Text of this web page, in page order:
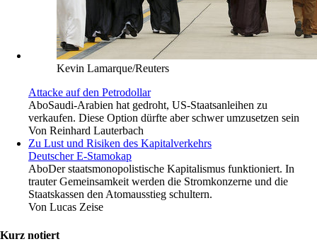
Kevin Lamarque/Reuters
Attacke auf den Petrodollar
AboSaudi-Arabien hat gedroht, US-Staatsanleihen zu
verkaufen. Diese Option dürfte aber schwer umzusetzen sein
Von Reinhard Lauterbach
Zu Lust und Risiken des Kapitalverkehrs
Deutscher E-Stamokap
AboDer staatsmonopolistische Kapitalismus funktioniert. In
trauter Gemeinsamkeit werden die Stromkonzerne und die
Staatskassen den Atomausstieg schultern.
Von Lucas Zeise
Kurz notiert